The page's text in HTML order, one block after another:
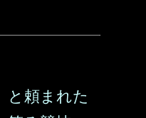
と頼まれた